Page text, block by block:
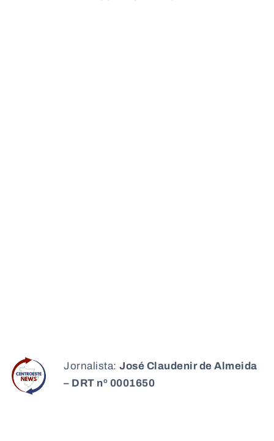
Jornalista: José Claudenir de Almeida
– DRT nº 0001650